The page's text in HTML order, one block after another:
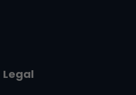
Legal